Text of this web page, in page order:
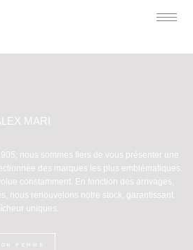
MARI
nous sommes fiers de vous présenter une
des marques les plus emblématiques.
constamment. En fonction des arrivages,
nous renouvelons notre stock, garantissant
uniques.
FEMME